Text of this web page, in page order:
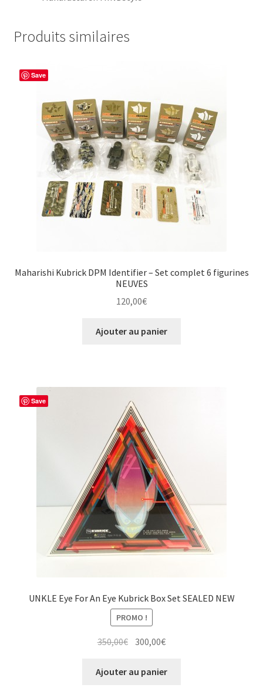
Produits similaires
Save
Maharishi Kubrick DPM Identifier – Set complet 6 figurines
NEUVES
120,00€
Ajouter au panier
Save
UNKLE Eye For An Eye Kubrick Box Set SEALED NEW
PROMO !
350,00€ Le
initial
300,00€Le
actuel
Ajouter au panier